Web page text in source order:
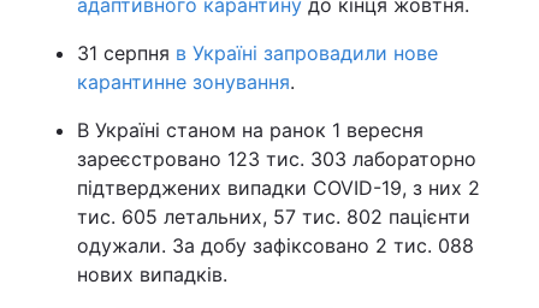
31 серпня в Україні запровадили нове
карантинне зонування.
В Україні станом на ранок 1 вересня
зареєстровано 123 тис. 303 лабораторно
підтверджених випадки COVID-19, з них 2
тис. 605 летальних, 57 тис. 802 пацієнти
одужали. За добу зафіксовано 2 тис. 088
нових випадків.